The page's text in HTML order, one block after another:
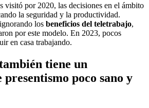
visitó por 2020, las decisiones en el ámbito
la seguridad y la productividad.
los beneficios del teletrabajo,
por este modelo. En 2023, pocos
en casa trabajando.
tiene un
presentismo poco sano y